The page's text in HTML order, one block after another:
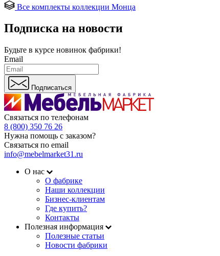
Все комплекты коллекции Монца
Подписка на новости
Будьте в курсе новинок фабрики!
Email
Подписаться
Связаться по телефонам
8 (800) 350 76 26
Нужна помощь с заказом?
Связаться по email
info@mebelmarket31.ru
О нас
О фабрике
Наши коллекции
Бизнес-клиентам
Где купить?
Контакты
Полезная информация
Полезные статьи
Новости фабрики